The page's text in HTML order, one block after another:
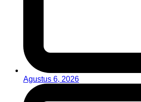
Agustus 6, 2026